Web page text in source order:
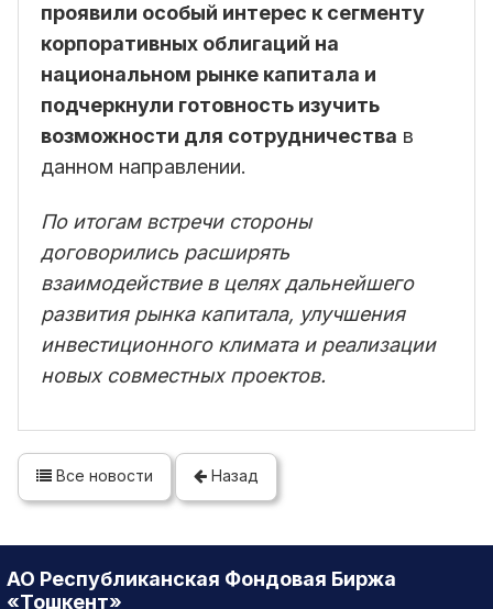
проявили особый интерес к сегменту
корпоративных облигаций на
национальном рынке капитала и
подчеркнули готовность изучить
возможности для сотрудничества в
данном направлении.
По итогам встречи стороны
договорились расширять
взаимодействие в целях дальнейшего
развития рынка капитала, улучшения
инвестиционного климата и реализации
новых совместных проектов.
Все новости Назад
АО Республиканская Фондовая Биржа
«Тошкент»